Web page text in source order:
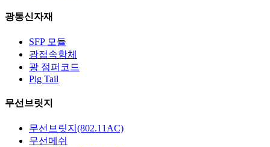
광통신자재
SFP 모듈
광접속함체
광 점퍼코드
Pig Tail
무선브릿지
무선브릿지(802.11AC)
무선메쉬